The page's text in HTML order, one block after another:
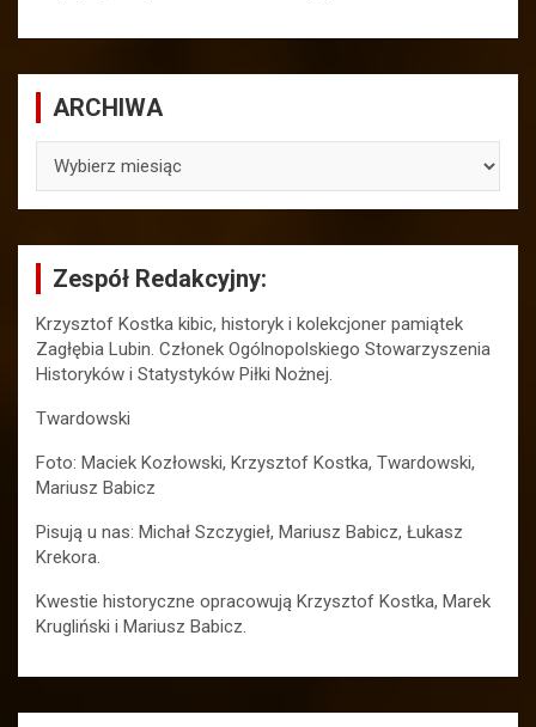
ARCHIWA
Zespół Redakcyjny:
Krzysztof Kostka kibic, historyk i kolekcjoner pamiątek
Zagłębia Lubin. Członek Ogólnopolskiego Stowarzyszenia
Historyków i Statystyków Piłki Nożnej.
Twardowski
Foto: Maciek Kozłowski, Krzysztof Kostka, Twardowski,
Mariusz Babicz
Pisują u nas: Michał Szczygieł, Mariusz Babicz, Łukasz
Krekora.
Kwestie historyczne opracowują Krzysztof Kostka, Marek
Krugliński i Mariusz Babicz.